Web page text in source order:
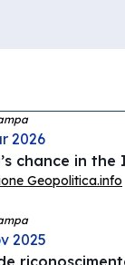
2026
chance in
Geopolitica.info
2025